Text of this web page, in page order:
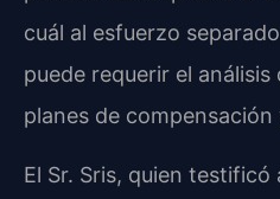
cuál al esfuerzo
puede requerir el
planes de
El Sr. Sris, quien